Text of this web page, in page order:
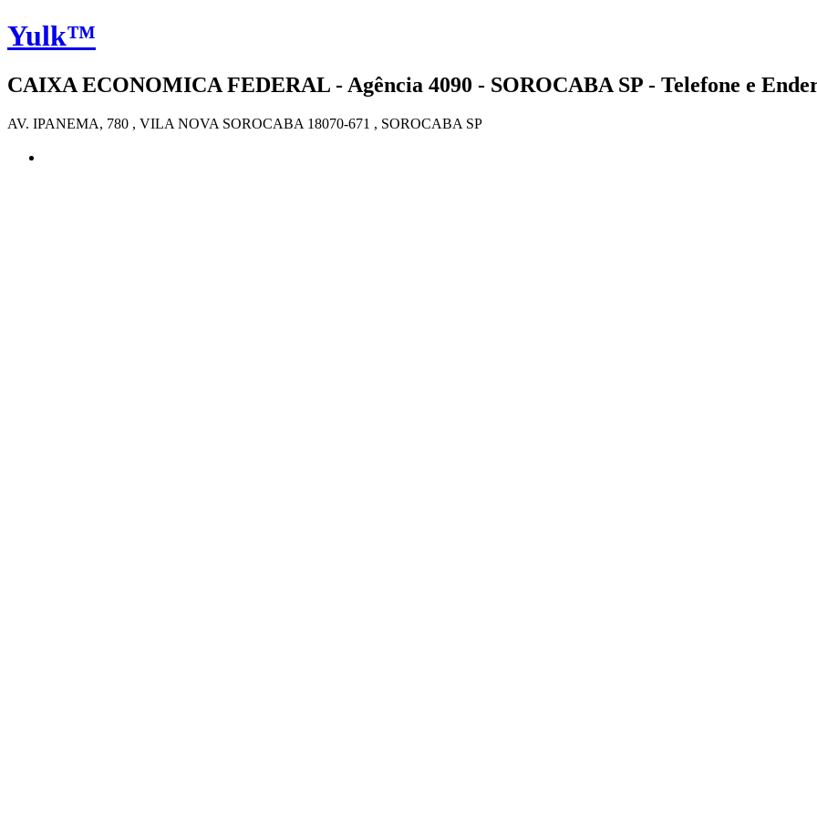
Yulk™
CAIXA ECONOMICA FEDERAL - Agência 4090 - SOROCABA SP - Telefone e
AV. IPANEMA, 780 , VILA NOVA SOROCABA 18070-671 , SOROCABA SP